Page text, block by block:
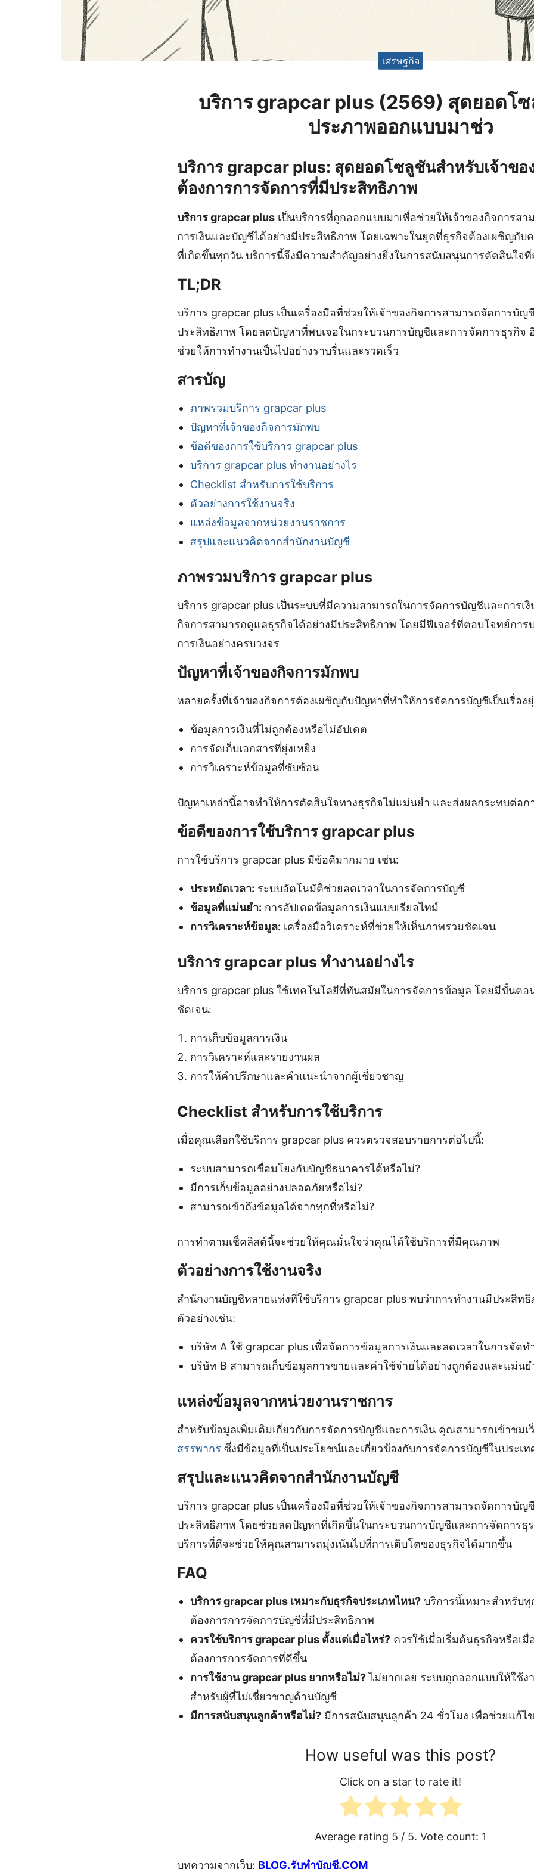
เศรษฐกิจ
บริการ grapcar plus (2569) สุดยอดโ
ประภาพออกแบบมาช่ว
บริการ grapcar plus: สุดยอดโซลูชันสำหรับเจ้าขอ
ต้องการการจัดการที่มีประสิทธิภาพ
บริการ grapcar plus เป็นบริการที่ถูกออกแบบมาเพื่อช่วยให้เจ้าของกิจการส
การเงินและบัญชีได้อย่างมีประสิทธิภาพ โดยเฉพาะในยุคที่ธุรกิจต้องเผชิญกับ
ที่เกิดขึ้นทุกวัน บริการนี้จึงมีความสำคัญอย่างยิ่งในการสนับสนุนการตัดสินใจที่
TL;DR
บริการ grapcar plus เป็นเครื่องมือที่ช่วยให้เจ้าของกิจการสามารถจัดการบัญ
ประสิทธิภาพ โดยลดปัญหาที่พบเจอในกระบวนการบัญชีและการจัดการธุรกิจ
ช่วยให้การทำงานเป็นไปอย่างราบรื่นและรวดเร็ว
สารบัญ
ภาพรวมบริการ grapcar plus
ปัญหาที่เจ้าของกิจการมักพบ
ข้อดีของการใช้บริการ grapcar plus
บริการ grapcar plus ทำงานอย่างไร
Checklist สำหรับการใช้บริการ
ตัวอย่างการใช้งานจริง
แหล่งข้อมูลจากหน่วยงานราชการ
สรุปและแนวคิดจากสำนักงานบัญชี
ภาพรวมบริการ grapcar plus
บริการ grapcar plus เป็นระบบที่มีความสามารถในการจัดการบัญชีและการเงิ
กิจการสามารถดูแลธุรกิจได้อย่างมีประสิทธิภาพ โดยมีฟีเจอร์ที่ตอบโจทย์การ
การเงินอย่างครบวงจร
ปัญหาที่เจ้าของกิจการมักพบ
หลายครั้งที่เจ้าของกิจการต้องเผชิญกับปัญหาที่ทำให้การจัดการบัญชีเป็นเรื่อง
ข้อมูลการเงินที่ไม่ถูกต้องหรือไม่อัปเดต
การจัดเก็บเอกสารที่ยุ่งเหยิง
การวิเคราะห์ข้อมูลที่ซับซ้อน
ปัญหาเหล่านี้อาจทำให้การตัดสินใจทางธุรกิจไม่แม่นยำ และส่งผลกระทบต่อก
ข้อดีของการใช้บริการ grapcar plus
การใช้บริการ grapcar plus มีข้อดีมากมาย เช่น:
ประหยัดเวลา: ระบบอัตโนมัติช่วยลดเวลาในการจัดการบัญชี
ข้อมูลที่แม่นยำ: การอัปเดตข้อมูลการเงินแบบเรียลไทม์
การวิเคราะห์ข้อมูล: เครื่องมือวิเคราะห์ที่ช่วยให้เห็นภาพรวมชัดเจน
บริการ grapcar plus ทำงานอย่างไร
บริการ grapcar plus ใช้เทคโนโลยีที่ทันสมัยในการจัดการข้อมูล โดยมีขั้นตอ
ชัดเจน:
การเก็บข้อมูลการเงิน
การวิเคราะห์และรายงานผล
การให้คำปรึกษาและคำแนะนำจากผู้เชี่ยวชาญ
Checklist สำหรับการใช้บริการ
เมื่อคุณเลือกใช้บริการ grapcar plus ควรตรวจสอบรายการต่อไปนี้:
ระบบสามารถเชื่อมโยงกับบัญชีธนาคารได้หรือไม่?
มีการเก็บข้อมูลอย่างปลอดภัยหรือไม่?
สามารถเข้าถึงข้อมูลได้จากทุกที่หรือไม่?
การทำตามเช็คลิสต์นี้จะช่วยให้คุณมั่นใจว่าคุณได้ใช้บริการที่มีคุณภาพ
ตัวอย่างการใช้งานจริง
สำนักงานบัญชีหลายแห่งที่ใช้บริการ grapcar plus พบว่าการทำงานมีประสิท
ตัวอย่างเช่น:
บริษัท A ใช้ grapcar plus เพื่อจัดการข้อมูลการเงินและลดเวลาในการจัดท
บริษัท B สามารถเก็บข้อมูลการขายและค่าใช้จ่ายได้อย่างถูกต้องและแม่นย
แหล่งข้อมูลจากหน่วยงานราชการ
สำหรับข้อมูลเพิ่มเติมเกี่ยวกับการจัดการบัญชีและการเงิน คุณสามารถเข้าชมเ
สรรพากร ซึ่งมีข้อมูลที่เป็นประโยชน์และเกี่ยวข้องกับการจัดการบัญชีในประเท
สรุปและแนวคิดจากสำนักงานบัญชี
บริการ grapcar plus เป็นเครื่องมือที่ช่วยให้เจ้าของกิจการสามารถจัดการบัญ
ประสิทธิภาพ โดยช่วยลดปัญหาที่เกิดขึ้นในกระบวนการบัญชีและการจัดการธุร
บริการที่ดีจะช่วยให้คุณสามารถมุ่งเน้นไปที่การเติบโตของธุรกิจได้มากขึ้น
FAQ
บริการ grapcar plus เหมาะกับธุรกิจประเภทไหน?บริการนี้เหมาะสำหรับทุ
ต้องการการจัดการบัญชีที่มีประสิทธิภาพ
ควรใช้บริการ grapcar plus ตั้งแต่เมื่อไหร่?ควรใช้เมื่อเริ่มต้นธุรกิจหรือเมื่
ต้องการการจัดการที่ดีขึ้น
การใช้งาน grapcar plus ยากหรือไม่?ไม่ยากเลย ระบบถูกออกแบบให้ใช้ง
สำหรับผู้ที่ไม่เชี่ยวชาญด้านบัญชี
มีการสนับสนุนลูกค้าหรือไม่?มีการสนับสนุนลูกค้า 24 ชั่วโมง เพื่อช่วยแก้ไ
How useful was this post?
Click on a star to rate it!
Average rating 5 / 5. Vote count: 1
บทความจากเว็บ: BLOG.รับทำบัญชี.COM